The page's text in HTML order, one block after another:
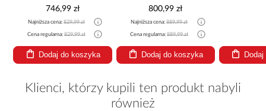
746,99 zł
Najniższa cena: 829,99 zł
Cena regularna: 829,99 zł
Dodaj do koszyka
800,99 zł
Najniższa cena:889,99 zł
Cena regularna:889,99 zł
Dodaj do koszyka
Klienci, którzy kupili ten produkt nabyli
również